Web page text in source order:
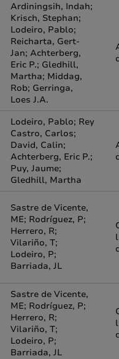
Ardiningsih, Indah;
Krisch, Stephan;
Lodeiro, Pablo;
Reicharta, Gert-
Jan; Achterberg,
Eric P.; Gledhill,
Martha; Middag,
Rob; Gerringa,
Loes J.A.
Lodeiro, Pablo; Rey
Castro, Carlos;
David, Calin;
Achterberg, Eric P.;
Puy, Jaume;
Gledhill, Martha
Sastre de Vicente,
ME; Rodríguez, P;
Herrero, R;
Vilariño, T;
Lodeiro, P;
Barriada, JL
Sastre de Vicente,
ME; Rodríguez, P;
Herrero, R;
Vilariño, T;
Lodeiro, P;
Barriada, JL